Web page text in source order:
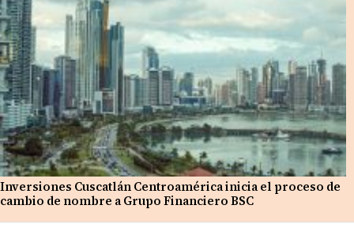
Inversiones Cuscatlán Centroamérica inicia el proceso de
cambio de nombre a Grupo Financiero BSC